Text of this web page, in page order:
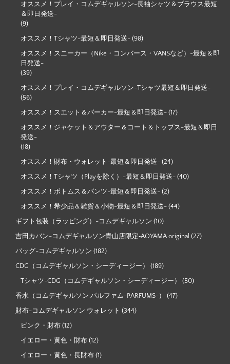
オススメ！プレイ・コムデギャルソン-長袖シャツ＆ブラウス最短
＆即日発送-
(9)
オススメ！Tシャツ-最短＆即日発送- (98)
オススメ！スニーカー（Nike・コンバース・VANSなど）-最短＆即
日発送-
(39)
オススメ！プレイ・コムデギャルソン-Tシャツ最短＆即日発送-
(56)
オススメ！スエット＆パーカー-最短＆即日発送- (17)
オススメ！ジャケット＆アウター＆コート＆トップス-最短＆即日
発送-
(18)
オススメ！財布・ウォレット-最短＆即日発送- (24)
オススメ！Tシャツ（Playを除く）-最短＆即日発送- (40)
オススメ！ボトムス＆パンツ-最短＆即日発送- (2)
オススメ！希少品＆雑貨＆小物-最短＆即日発送- (44)
ギフト包装（ラッピング）-コムデギャルソン (10)
吉田カバン-コムデギャルソン青山店限定‐AOYAMA original (27)
バッグ-コムデギャルソン (182)
CDG（コムデギャルソン・シーディージー） (189)
Tシャツ-CDG（コムデギャルソン・シーディージー） (50)
香水（コムデギャルソン パルファム-PARFUMS-） (47)
財布-コムデギャルソン ウォレット (344)
ピンク・財布 (12)
イエロー・黄色・財布 (12)
イエロー・黄色・長財布 (1)